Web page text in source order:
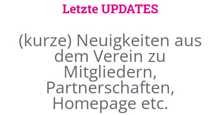
Letzte UPDATES
(kurze) Neuigkeiten aus
dem Verein zu
Mitgliedern,
Partnerschaften,
Homepage etc.